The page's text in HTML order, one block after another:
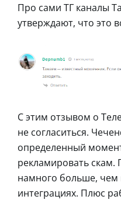
Про сами ТГ каналы
утверждают, что это
С этим отзывом о
не согласиться.
определенный
рекламировать скам.
намного больше, чем
интеграциях. Плюс